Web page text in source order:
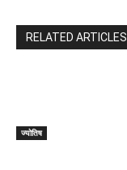
RELATED ARTICLES
ज्योतिष